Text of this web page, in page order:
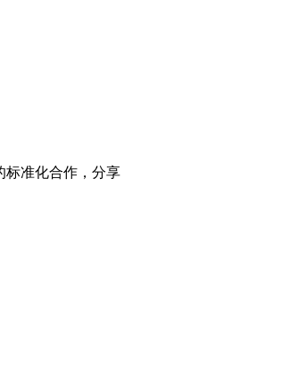
准化合作，分享